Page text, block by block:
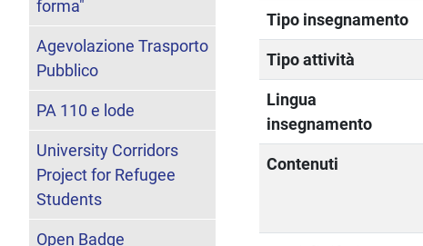
Tipo insegnamento
Tipo attività
Lingua
insegnamento
Contenuti
forma"
Agevolazione Trasporto
Pubblico
PA 110 e lode
University Corridors
Project for Refugee
Students
Open Badge